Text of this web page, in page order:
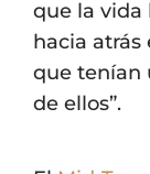
que la vida
hacia
que tenían
de ellos”.